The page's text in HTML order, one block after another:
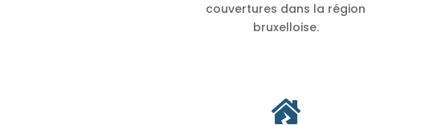
couvertures dans la région
bruxelloise.
